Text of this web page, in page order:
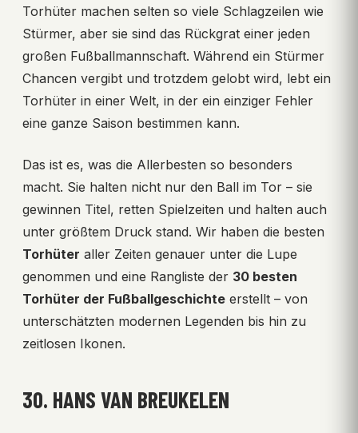
Torhüter machen selten so viele Schlagzeilen wie
Stürmer, aber sie sind das Rückgrat einer jeden
großen Fußballmannschaft. Während ein Stürmer
Chancen vergibt und trotzdem gelobt wird, lebt ein
Torhüter in einer Welt, in der ein einziger Fehler
eine ganze Saison bestimmen kann.
Das ist es, was die Allerbesten so besonders
macht. Sie halten nicht nur den Ball im Tor – sie
gewinnen Titel, retten Spielzeiten und halten auch
unter größtem Druck stand. Wir haben die besten
Torhüter aller Zeiten genauer unter die Lupe
genommen und eine Rangliste der 30 besten
Torhüter der Fußballgeschichte erstellt – von
unterschätzten modernen Legenden bis hin zu
zeitlosen Ikonen.
30. HANS VAN BREUKELEN